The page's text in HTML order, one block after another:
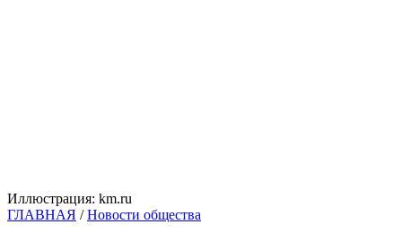
Иллюстрация: km.ru
ГЛАВНАЯ /Новости общества